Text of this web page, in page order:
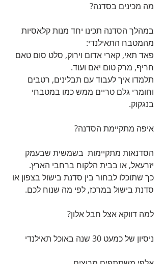
מה מכינים בסדנה?
במהלך הסדנה תכינו יחד מנות קלאסיות
מהמטבח התאילנדי:
פאד תאי, קארי אדום וירוק, סלט סום טאם
חריף, מרק טום יאם ועוד.
תלמדו איך לעבוד עם תבלינים, רטבים
וחומרי גלם טריים ממש כמו במטבחי
בנגקוק.
איפה מתקיימת הסדנה?
הסדנאות מתקיימות  בשמשית שבעמק
יזרעאל, או בבית הלקוח ברחבי הארץ.
כך שתוכלו לבחור בין סדנת בישול בצפון או
סדנת בישול במרכז, לפי מה שנוח לכם.
למה דווקא אצל חבל אלון?
ניסיון של כמעט 30 שנה באוכל תאילנדי